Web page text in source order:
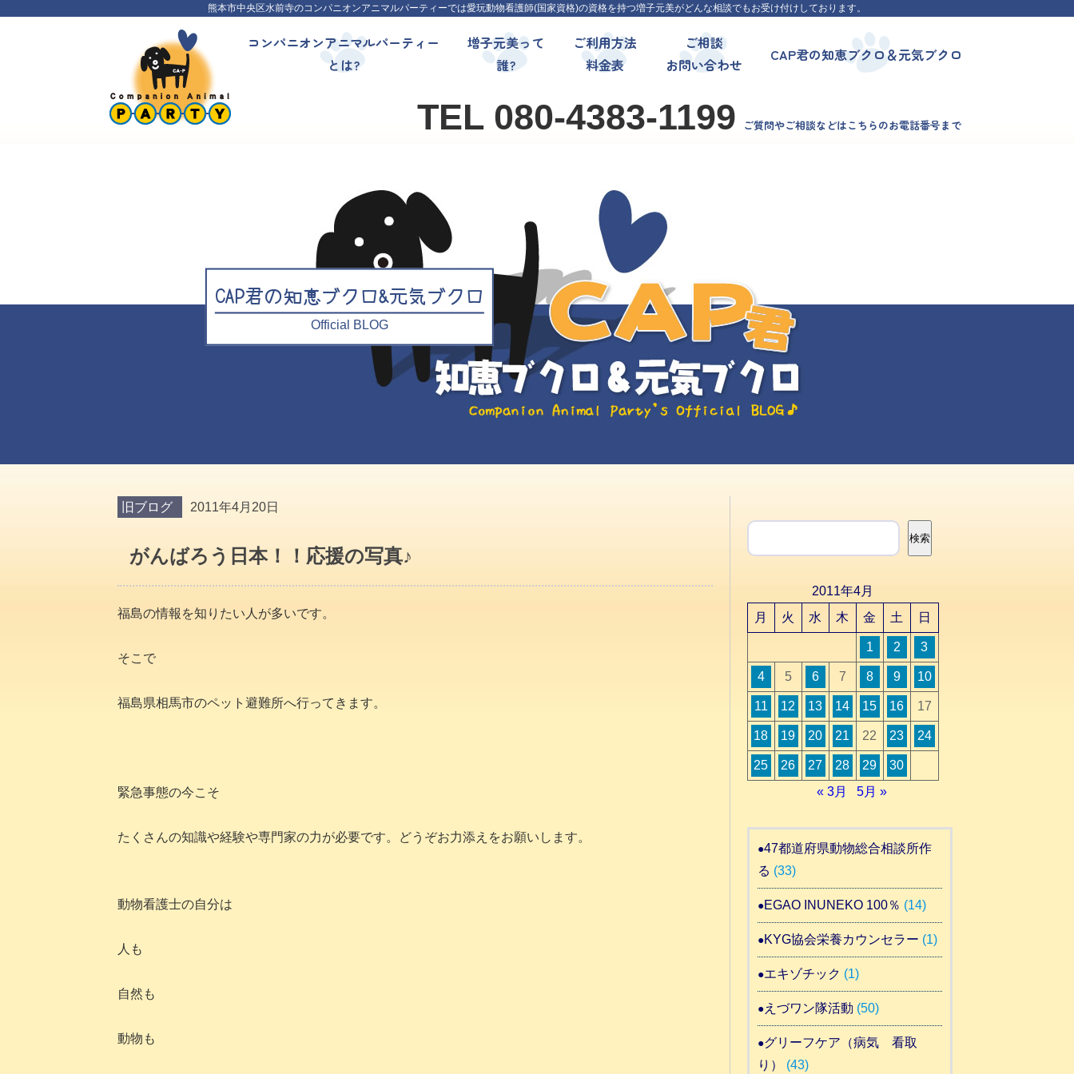
熊本市中央区水前寺のコンパニオンアニマルパーティーでは愛玩動物看護師(国家資格)の資格を持つ増子元美がどんな相談でもお受け付けしております。
コンパニオンアニマルパーティー
とは?
増子元美って
誰?
ご利用方法
料金表
ご相談
お問い合わせ
CAP君の知恵ブクロ＆元気ブクロ
TEL 080-4383-1199 ご質問やご相談などはこちらのお電話番号まで
CAP君の知恵ブクロ&元気ブクロ
Official BLOG
旧ブログ 2011年4月20日
がんばろう日本！！応援の写真♪
福島の情報を知りたい人が多いです。
そこで
福島県相馬市のペット避難所へ行ってきます。
緊急事態の今こそ
たくさんの知識や経験や専門家の力が必要です。どうぞお力添えをお願いします。
動物看護士の自分は
人も
自然も
動物も
検索
検索
2011年4月
月
火 水 木 金 土 日
1 2 3
4 5 6 7 8 9 10
11 12 13 14 15 16 17
18 19 20 21 22 23 24
25 26 27 28 29
30
« 3月
5月 »
47都道府県動物総合相談所作
る (33)
EGAO INUNEKO 100％ (14)
KYG協会栄養カウンセラー (1)
エキゾチック (1)
えづワン隊活動 (50)
グリーフケア（病気 看取
り）
(43)